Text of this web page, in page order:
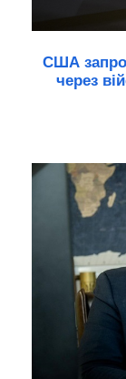
США
через